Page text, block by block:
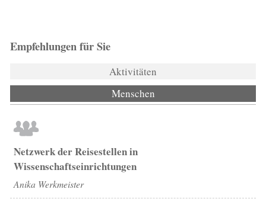
Empfehlungen für Sie
Aktivitäten
Menschen
Netzwerk der Reisestellen in
Wissenschaftseinrichtungen
Anika Werkmeister